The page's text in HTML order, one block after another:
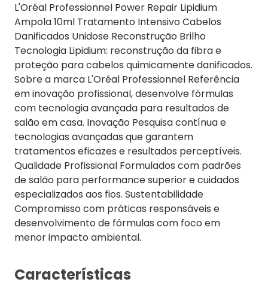
L'Oréal Professionnel Power Repair Lipidium
Ampola 10ml Tratamento Intensivo Cabelos
Danificados Unidose Reconstrução Brilho
Tecnologia Lipidium: reconstrução da fibra e
proteção para cabelos quimicamente danificados.
Sobre a marca L'Oréal Professionnel Referência
em inovação profissional, desenvolve fórmulas
com tecnologia avançada para resultados de
salão em casa. Inovação Pesquisa contínua e
tecnologias avançadas que garantem
tratamentos eficazes e resultados perceptíveis.
Qualidade Profissional Formulados com padrões
de salão para performance superior e cuidados
especializados aos fios. Sustentabilidade
Compromisso com práticas responsáveis e
desenvolvimento de fórmulas com foco em
menor impacto ambiental.
Características